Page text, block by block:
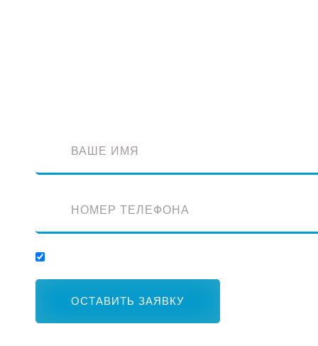
ОСТАВИТЬ ЗАЯВКУ